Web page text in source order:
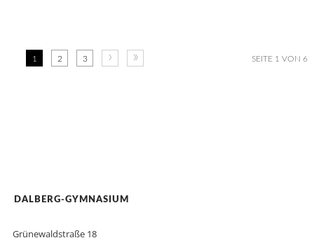
SEITE 1 VON 6
1 2 3 › »
DALBERG-GYMNASIUM
Grünewaldstraße 18